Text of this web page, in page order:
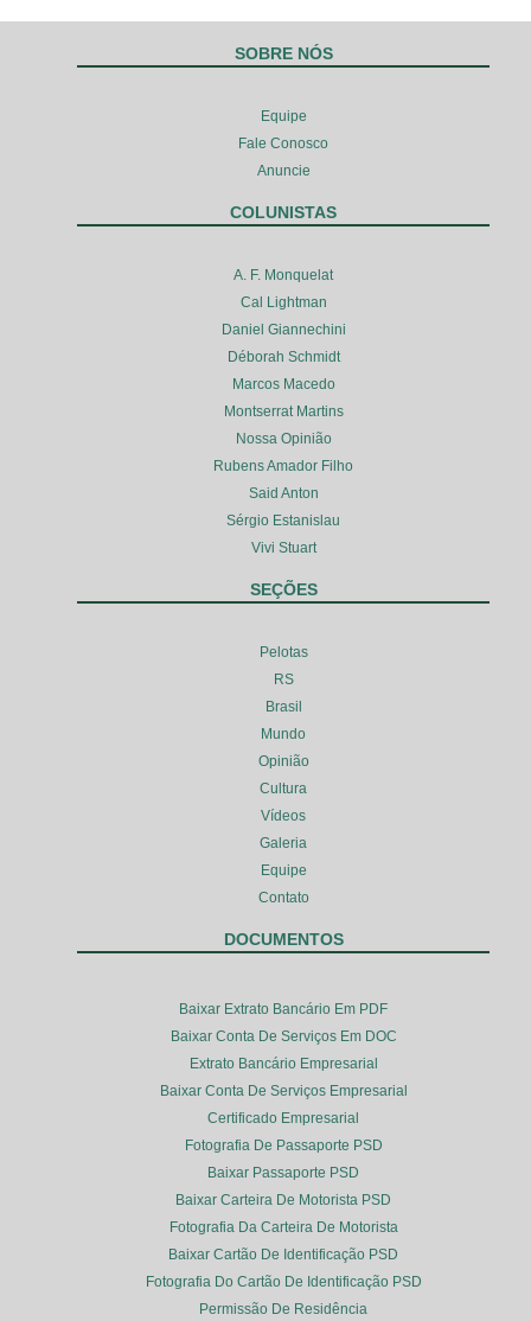
SOBRE NÓS
Equipe
Fale Conosco
Anuncie
COLUNISTAS
A. F. Monquelat
Cal Lightman
Daniel Giannechini
Déborah Schmidt
Marcos Macedo
Montserrat Martins
Nossa Opinião
Rubens Amador Filho
Said Anton
Sérgio Estanislau
Vivi Stuart
SEÇÕES
Pelotas
RS
Brasil
Mundo
Opinião
Cultura
Vídeos
Galeria
Equipe
Contato
DOCUMENTOS
Baixar Extrato Bancário Em PDF
Baixar Conta De Serviços Em DOC
Extrato Bancário Empresarial
Baixar Conta De Serviços Empresarial
Certificado Empresarial
Fotografia De Passaporte PSD
Baixar Passaporte PSD
Baixar Carteira De Motorista PSD
Fotografia Da Carteira De Motorista
Baixar Cartão De Identificação PSD
Fotografia Do Cartão De Identificação PSD
Permissão De Residência